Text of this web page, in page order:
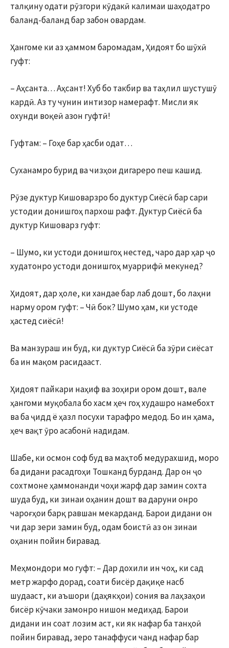
талқину одати рӯзгори кӯдакӣ калимаи шаҳодатро
баланд-баланд бар забон овардам.
Ҳангоме ки аз ҳаммом баромадам, Ҳидоят бо шӯхӣ
гуфт:
– Аҳсанта… Аҳсант! Хуб бо такбир ва таҳлил шустушӯ
кардӣ. Аз ту чунин интизор намерафт. Мисли як
охунди воқеӣ азон гуфтӣ!
Гуфтам: – Гоҳе бар ҳасби одат…
Суханамро бурид ва чизҳои дигареро пеш кашид.
Рӯзе дуктур Кишоварзро бо дуктур Сиёсӣ бар сари
устодии донишгоҳ пархош рафт. Дуктур Сиёсӣ ба
дуктур Кишоварз гуфт:
– Шумо, ки устоди донишгоҳ нестед, чаро дар ҳар ҷо
худатонро устоди донишгоҳ муаррифӣ мекунед?
Ҳидоят, дар ҳоле, ки хандае бар лаб дошт, бо лаҳни
нарму ором гуфт: – Чӣ бок? Шумо ҳам, ки устоде
ҳастед сиёсӣ!
Ва манзураш ин буд, ки дуктур Сиёсӣ ба зӯри сиёсат
ба ин мақом расидааст.
Ҳидоят пайкари наҳиф ва зоҳири ором дошт, вале
ҳангоми муқобала бо хасм ҳеч гоҳ худашро намебохт
ва ба ҷидд ё ҳазл посухи тарафро медод. Бо ин ҳама,
ҳеч вақт ӯро асабонӣ надидам.
Шабе, ки осмон соф буд ва маҳтоб медурахшид, моро
ба дидани расадгоҳи Тошканд бурданд. Дар он ҷо
сохтмоне ҳаммонанди чоҳи жарф дар замин сохта
шуда буд, ки зинаи оҳанин дошт ва даруни онро
чароғҳои барқ равшан мекарданд. Барои дидани он
чи дар зери замин буд, одам боистӣ аз он зинаи
оҳанин пойин биравад.
Меҳмондори мо гуфт: – Дар дохили ин чоҳ, ки сад
метр жарфо дорад, соати бисёр дақиқе насб
шудааст, ки аъшори (даҳякҳои) сония ва лаҳзаҳои
бисёр кӯчаки замонро нишон медиҳад. Барои
дидани ин соат лозим аст, ки як нафар ба танҳоӣ
пойин биравад, зеро танаффуси чанд нафар бар